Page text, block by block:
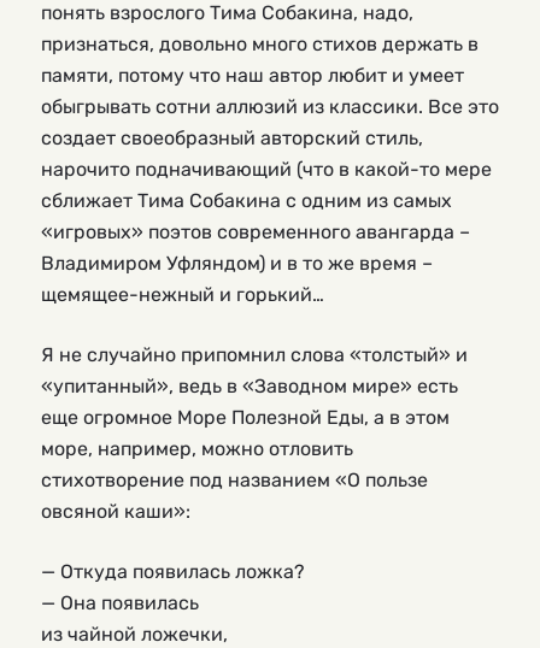
понять взрослого Тима Собакина, надо,
признаться, довольно много стихов держать в
памяти, потому что наш автор любит и умеет
обыгрывать сотни аллюзий из классики. Все это
создает своеобразный авторский стиль,
нарочито подначивающий (что в какой-то мере
сближает Тима Собакина с одним из самых
«игровых» поэтов современного авангарда –
Владимиром Уфляндом) и в то же время –
щемящее-нежный и горький…
Я не случайно припомнил слова «толстый» и
«упитанный», ведь в «Заводном мире» есть
еще огромное Море Полезной Еды, а в этом
море, например, можно отловить
стихотворение под названием «О пользе
овсяной каши»:
— Откуда появилась ложка?
— Она появилась
из чайной ложечки,